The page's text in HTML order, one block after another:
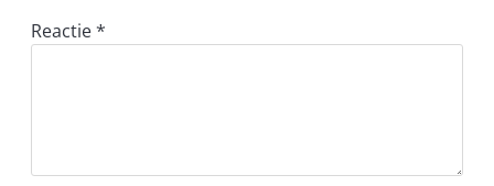
Reactie*